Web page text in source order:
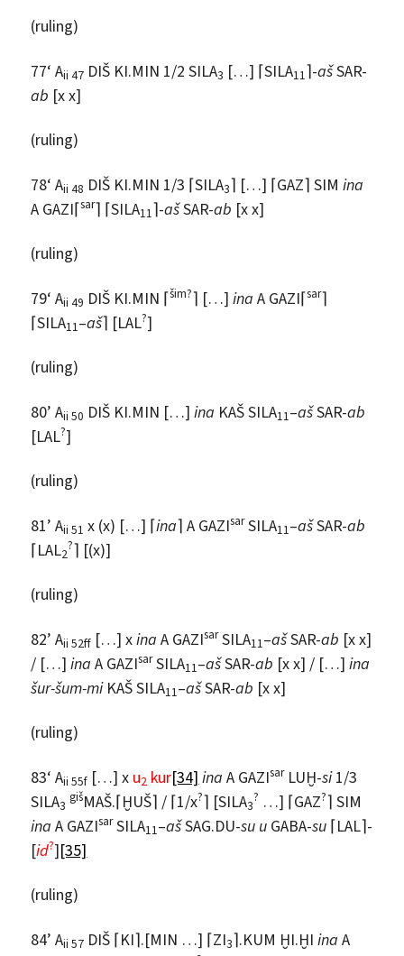
(ruling)
77‘ Aii 47 DIŠ KI.MIN 1/2 SILA3 […] ⌈SILA11⌉-ašSAR-
ab [x x]
(ruling)
78‘ Aii 48 DIŠ KI.MIN 1/3 ⌈SILA3⌉ […] ⌈GAZ⌉ SIMina
A GAZI⌈sar⌉ ⌈SILA11⌉-ašSAR-ab [x x]
(ruling)
79‘ Aii 49 DIŠ KI.MIN ⌈šim?⌉ […]ina A GAZI⌈sar⌉
⌈SILA11–aš⌉ [LAL?]
(ruling)
80’ Aii 50 DIŠ KI.MIN […]ina KAŠ SILA11–ašSAR-ab
[LAL?]
(ruling)
81’ Aii 51 x (x) […] ⌈ina⌉ A GAZIsarSILA11–ašSAR-ab
⌈LAL2
?⌉ [(x)]
(ruling)
82’ Aii 52ff […] xina A GAZIsarSILA11–ašSAR-ab [x x]
/ […]ina A GAZIsarSILA11–ašSAR-ab [x x] / […]ina
šur-šum-miKAŠ SILA11–ašSAR-ab [x x]
(ruling)
83‘ Aii 55f […] x u2 kur[34] ina A GAZIsarLUḪ-si1/3
SILA3
gišMAŠ.⌈ḪUŠ⌉ / ⌈1/x?⌉ [SILA3
? …] ⌈GAZ?⌉ SIM
ina A GAZIsarSILA11–ašSAG.DU-su u GABA-su ⌈LAL⌉-
[id?][35]
(ruling)
84’ Aii 57 DIŠ ⌈KI⌉.[MIN …] ⌈ZI3⌉.KUM ḪI.ḪIina A